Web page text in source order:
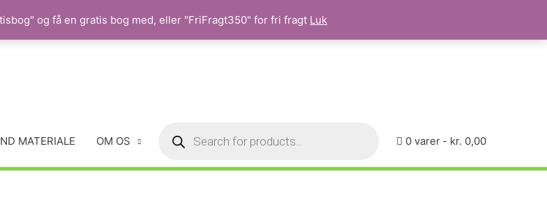
og få en gratis bog med, eller "FriFragt350" for fri fragt Luk
MATERIALE OM OS 0 varer kr. 0,00